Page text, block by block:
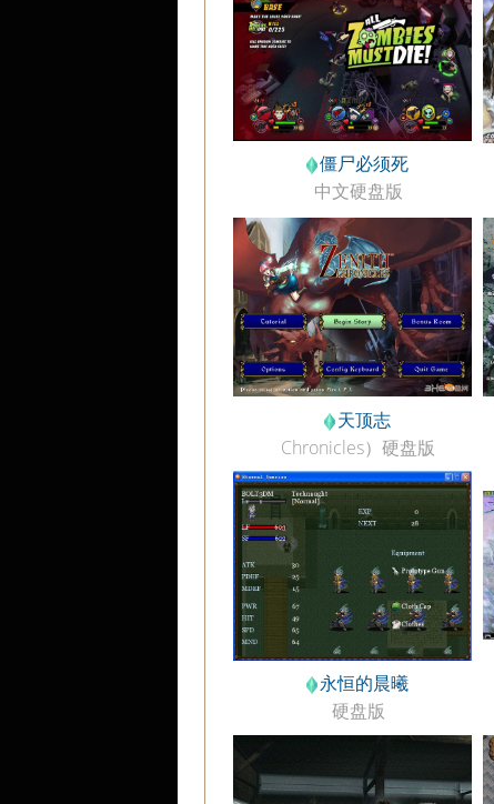
僵尸必须死
中文硬盘版
天顶志
Chronicles）硬盘版
永恒的晨曦
硬盘版